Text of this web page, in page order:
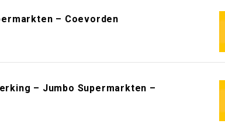
– Coevorden
– Jumbo Supermarkten –